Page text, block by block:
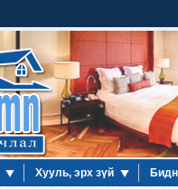
Хууль, эрх зүй